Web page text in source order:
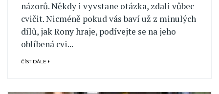
názorů. Někdy i vyvstane otázka, zdali vůbec
cvičit. Nicméně pokud vás baví už z minulých
dílů, jak Rony hraje, podívejte se na jeho
oblíbená cvi...
ČÍST DÁLE